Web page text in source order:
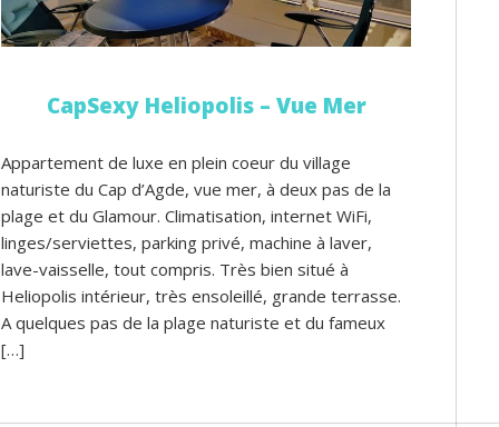
CapSexy Heliopolis – Vue Mer
Appartement de luxe en plein coeur du village
naturiste du Cap d’Agde, vue mer, à deux pas de la
plage et du Glamour. Climatisation, internet WiFi,
linges/serviettes, parking privé, machine à laver,
lave-vaisselle, tout compris. Très bien situé à
Heliopolis intérieur, très ensoleillé, grande terrasse.
A quelques pas de la plage naturiste et du fameux
[…]